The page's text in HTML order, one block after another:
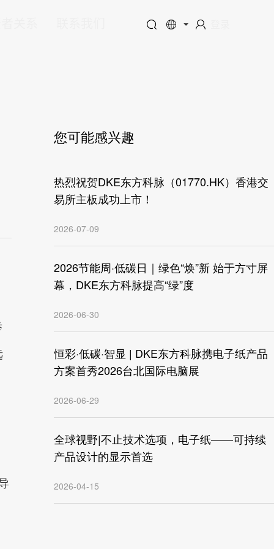
您可能感兴趣
热烈祝贺DKE东方科脉（01770.HK）香港交
易所主板成功上市！
2026-07-09
2026节能周·低碳日｜绿色“焕”新 始于方寸屏
幕，DKE东方科脉提高“绿”度
2026-06-30
恒彩·低碳·智显 | DKE东方科脉携电子纸产品
方案首秀2026台北国际电脑展
2026-06-29
全球视野|不止技术选项，电子纸——可持续
产品设计的显示首选
2026-04-15